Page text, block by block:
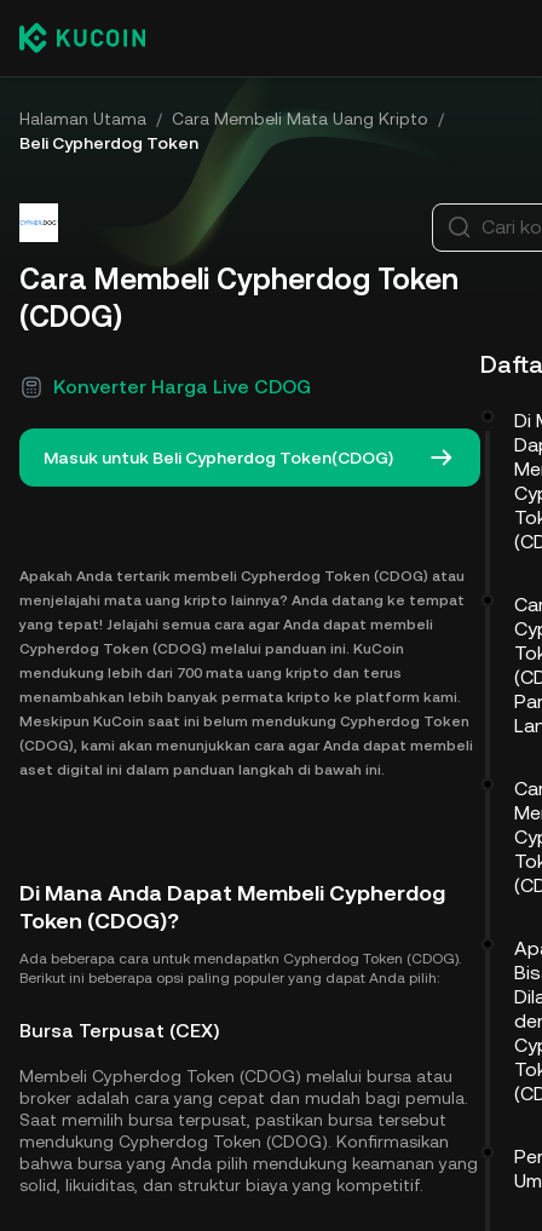
Halaman Utama / Cara Membeli Mata Uang Kripto
/
Beli Cypherdog Token
Cara Membeli Cypherdog Token
(CDOG)
Konverter Harga Live CDOG
Masuk untuk Beli Cypherdog Token(CDOG)
Apakah Anda tertarik membeli Cypherdog Token (CDOG) atau
menjelajahi mata uang kripto lainnya? Anda datang ke tempat
yang tepat! Jelajahi semua cara agar Anda dapat membeli
Cypherdog Token (CDOG) melalui panduan ini. KuCoin
mendukung lebih dari 700 mata uang kripto dan terus
menambahkan lebih banyak permata kripto ke platform kami.
Meskipun KuCoin saat ini belum mendukung Cypherdog Token
(CDOG), kami akan menunjukkan cara agar Anda dapat membeli
aset digital ini dalam panduan langkah di bawah ini.
Di Mana Anda Dapat Membeli Cypherdog
Token (CDOG)?
Ada beberapa cara untuk mendapatkn Cypherdog Token (CDOG).
Berikut ini beberapa opsi paling populer yang dapat Anda pilih:
Bursa Terpusat (CEX)
Membeli Cypherdog Token (CDOG) melalui bursa atau
broker adalah cara yang cepat dan mudah bagi pemula.
Saat memilih bursa terpusat, pastikan bursa tersebut
mendukung Cypherdog Token (CDOG). Konfirmasikan
bahwa bursa yang Anda pilih mendukung keamanan yang
solid, likuiditas, dan struktur biaya yang kompetitif.
Cari
Di